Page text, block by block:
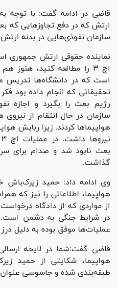
قاضی در ادامه گفت: با توجه
ارتش که در دفع تجاوز‌هایی که
سازمان نفوذی‌هایی در بدنه
نماینده حقوقی ارتش جمهوری
اچ ۳ را مطالعه کنید،
است که در دانشگاه‌ها تدریس
تحقیقاتی که انجام داده بود
رژیم بعث را بگیرد و اجازه
سازمان در حال انتقام از
هواپیما‌ها کردند. زیرا ربایش
بعث نابود شد و صدام برای سر
گذاشت.
وی ادامه داد: حمید زیرک‌باش
هواپیما، اطلاعاتی را نیز که
از مواردی که از دادگاه
در شرایط جنگی به دشمن است.
عملیات‌ها موفق بوده به دلیل
قاضی گفت:شما در لایحه
هواپیما، شکایتی از حمید
طبقه‌بندی شده و جاسوسی عنوان